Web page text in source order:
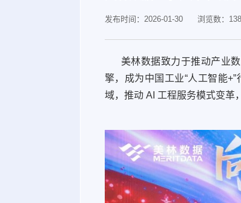
发布时间：2026-01-30 浏览数：
美林数据致力于推动产业数
擎，成为中国工业“人工智能
域，推动 AI 工程服务模式变革